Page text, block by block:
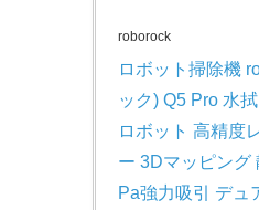
roborock
ロボット掃除機
ック) Q5 Pro 水
ロボット 高精度
ー 3Dマッピング
Pa強力吸引 デュ